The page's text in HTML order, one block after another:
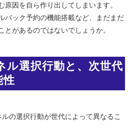
原因を自ら作り出してしまいます。
バック予約の機能搭載など、まだまだ
とがあるのではないでしょうか。
性
ルの選択行動が世代によって異なるこ